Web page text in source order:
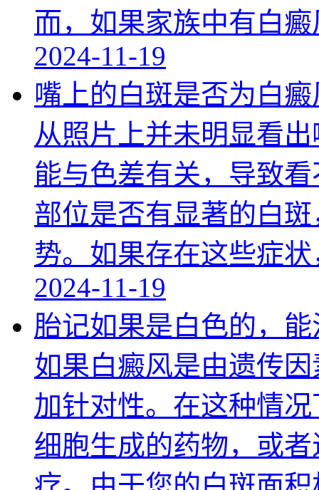
而，如果家族中有白
2024-11-19
嘴上的白斑是否为白
从照片上并未明显看
能与色差有关，导致
部位是否有显著的白
势。如果存在这些症
2024-11-19
胎记如果是白色的，
如果白癜风是由遗传
加针对性。在这种情
细胞生成的药物，或